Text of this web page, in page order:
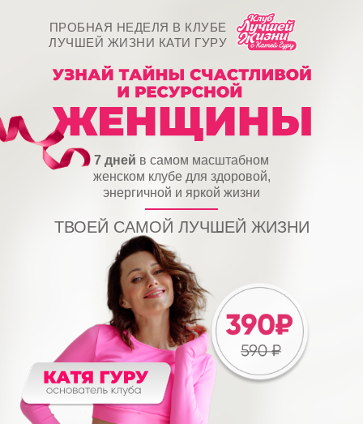
ПРОБНАЯ НЕДЕЛЯ В КЛУБЕ
ЛУЧШЕЙ ЖИЗНИ КАТИ ГУРУ
7 дней в самом масштабном
женском клубе для здоровой,
энергичной и яркой жизни
ТВОЕЙ САМОЙ ЛУЧШЕЙ ЖИЗНИ